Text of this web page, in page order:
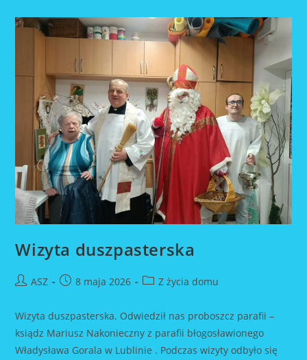
Wizyta duszpasterska
PostASZ
Post8 maja 2026
PostZ życia domu
Wizyta duszpasterska. Odwiedził nas proboszcz parafii –
ksiądz Mariusz Nakonieczny z parafii błogosławionego
Władysława Gorala w Lublinie . Podczas wizyty odbyło się